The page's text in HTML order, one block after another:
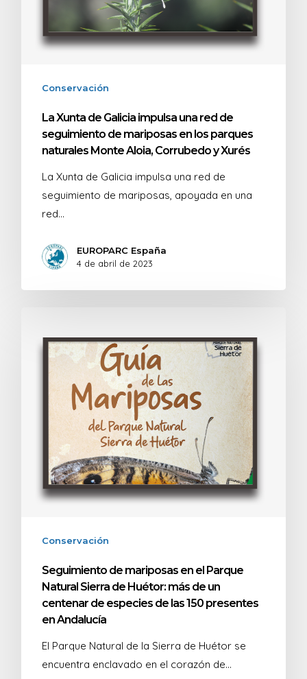
Conservación
La Xunta de Galicia impulsa una red de
seguimiento de mariposas en los parques
naturales Monte Aloia, Corrubedo y Xurés
La Xunta de Galicia impulsa una red de
seguimiento de mariposas, apoyada en una
red…
EUROPARC España
4 de abril de 2023
Conservación
Seguimiento de mariposas en el Parque
Natural Sierra de Huétor: más de un
centenar de especies de las 150 presentes
en Andalucía
El Parque Natural de la Sierra de Huétor se
encuentra enclavado en el corazón de…